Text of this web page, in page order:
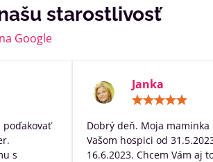
starostlivosť
na Google
/
5
poďakovať
s
Janka
Dobrý deň. Moja maminka
Vašom hospici od
16.6.2023. Chcem Vám aj